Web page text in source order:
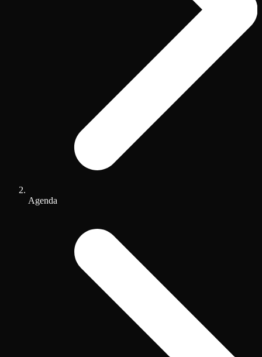
Agenda